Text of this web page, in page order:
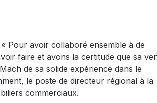
Pour avoir collaboré ensemble à de
faire et avons la certitude que sa
de sa solide expérience dans le
le poste de directeur régional à la
commerciaux.